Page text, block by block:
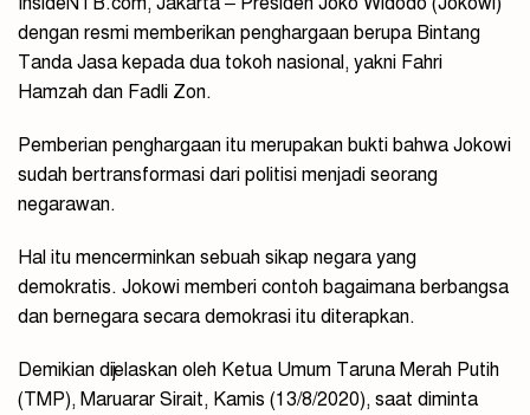
dengan resmi memberikan penghargaan berupa Bintang
Tanda Jasa kepada dua tokoh nasional, yakni Fahri
Hamzah dan Fadli Zon.
Pemberian penghargaan itu merupakan bukti bahwa Jokowi
sudah bertransformasi dari politisi menjadi seorang
negarawan.
Hal itu mencerminkan sebuah sikap negara yang
demokratis. Jokowi memberi contoh bagaimana berbangsa
dan bernegara secara demokrasi itu diterapkan.
Demikian dijelaskan oleh Ketua Umum Taruna Merah Putih
(TMP), Maruarar Sirait, Kamis (13/8/2020), saat diminta